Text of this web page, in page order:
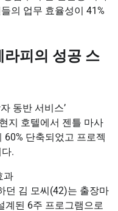
의 업무 효율성이 41%
피의 성공 스
동반 서비스’
지 호텔에서 젠틀 마사
60% 단축되었고 프로젝
.
과
던 김 모씨(42)는 출장마
계된 6주 프로그램으로